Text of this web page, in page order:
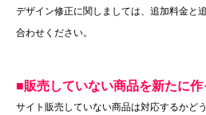
デザイン修正に関しましては、追加料金と
合わせください。
■販売していない商品を新たに
サイト販売していない商品は対応するかど